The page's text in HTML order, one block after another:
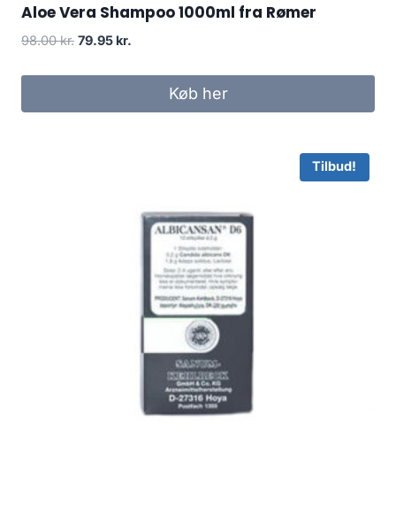
Aloe Vera Shampoo 1000ml fra Rømer
98.00kr. Den
pris
79.95 kr.
pris
Køb her
Tilbud!